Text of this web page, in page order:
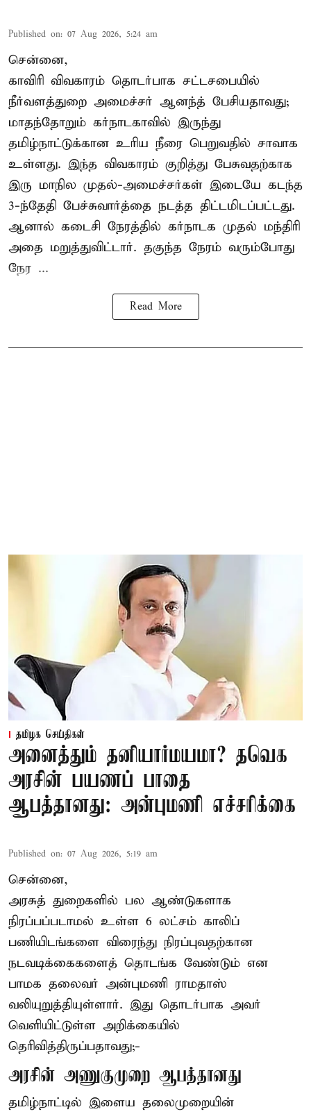
Published on: 07 Aug 2026, 5:24 am
சென்னை,
காவிரி விவகாரம் தொடர்பாக சட்டசபையில்
நீர்வளத்துறை அமைச்சர் ஆனந்த் பேசியதாவது;
மாதந்தோறும் கர்நாடகாவில் இருந்து
தமிழ்நாட்டுக்கான உரிய நீரை பெறுவதில் சாவாக
உள்ளது. இந்த விவகாரம் குறித்து பேசுவதற்காக
இரு மாநில முதல்-அமைச்சர்கள் இடையே கடந்த
3-ந்தேதி பேச்சுவார்த்தை நடத்த திட்டமிடப்பட்டது.
ஆனால் கடைசி நேரத்தில் கர்நாடக முதல் மந்திரி
அதை மறுத்துவிட்டார். தகுந்த நேரம் வரும்போது
நேர ...
Read More
தமிழக செய்திகள்
அனைத்தும் தனியார்மயமா? தவெக
அரசின் பயணப் பாதை
ஆபத்தானது: அன்புமணி எச்சரிக்கை
Published on: 07 Aug 2026, 5:19 am
சென்னை,
அரசுத் துறைகளில் பல ஆண்டுகளாக
நிரப்பப்படாமல் உள்ள 6 லட்சம் காலிப்
பணியிடங்களை விரைந்து நிரப்புவதற்கான
நடவடிக்கைகளைத் தொடங்க வேண்டும் என
பாமக தலைவர் அன்புமணி ராமதாஸ்
வலியுறுத்தியுள்ளார். இது தொடர்பாக அவர்
வெளியிட்டுள்ள அறிக்கையில்
தெரிவித்திருப்பதாவது;-
அரசின் அணுகுமுறை ஆபத்தானது
தமிழ்நாட்டில் இளைய தலைமுறையின்